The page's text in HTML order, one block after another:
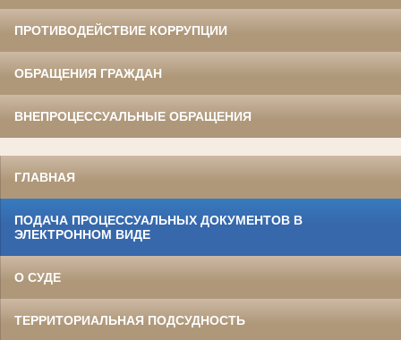
ПРОТИВОДЕЙСТВИЕ КОРРУПЦИИ
ОБРАЩЕНИЯ ГРАЖДАН
ВНЕПРОЦЕССУАЛЬНЫЕ ОБРАЩЕНИЯ
ГЛАВНАЯ
ПОДАЧА ПРОЦЕССУАЛЬНЫХ ДОКУМЕНТОВ В
ЭЛЕКТРОННОМ ВИДЕ
О СУДЕ
ТЕРРИТОРИАЛЬНАЯ ПОДСУДНОСТЬ